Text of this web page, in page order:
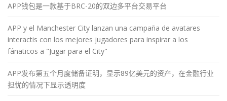
APP钱包是一款基于BRC-20的双边多平台交易平台
APP y el Manchester City lanzan una campaña de avatares
interactis con los mejores jugadores para inspirar a los
fánaticos a "Jugar para el City"
APP发布第五个月度储备证明，显示89亿美元的资产，在金融行业
担忧的情况下显示透明度